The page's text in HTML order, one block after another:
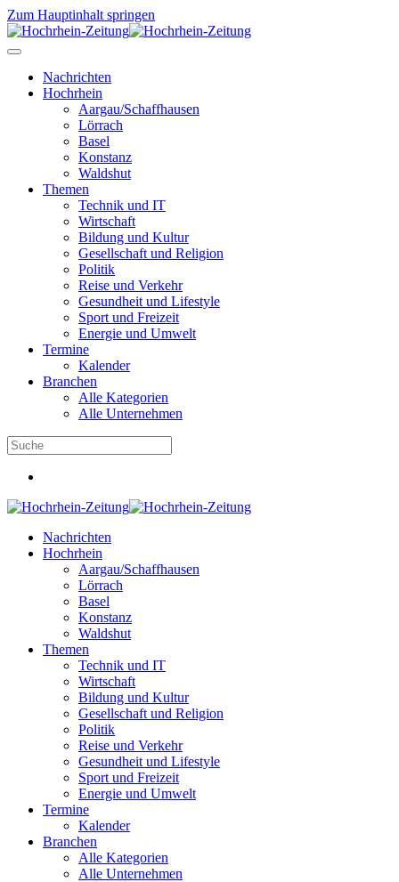
Zum Hauptinhalt springen
Nachrichten
Hochrhein
Aargau/Schaffhausen
Lörrach
Basel
Konstanz
Waldshut
Themen
Technik und IT
Wirtschaft
Bildung und Kultur
Gesellschaft und Religion
Politik
Reise und Verkehr
Gesundheit und Lifestyle
Sport und Freizeit
Energie und Umwelt
Termine
Kalender
Branchen
Alle Kategorien
Alle Unternehmen
Nachrichten
Hochrhein
Aargau/Schaffhausen
Lörrach
Basel
Konstanz
Waldshut
Themen
Technik und IT
Wirtschaft
Bildung und Kultur
Gesellschaft und Religion
Politik
Reise und Verkehr
Gesundheit und Lifestyle
Sport und Freizeit
Energie und Umwelt
Termine
Kalender
Branchen
Alle Kategorien
Alle Unternehmen